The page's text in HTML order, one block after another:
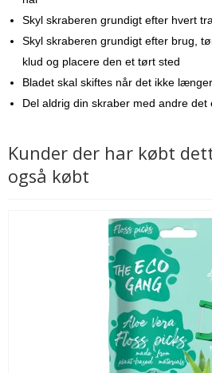
Skyl skraberen grundigt efter hvert
Skyl skraberen grundigt efter brug,
klud og placere den et tørt sted
Bladet skal skiftes når det ikke
Del aldrig din skraber med andre
Kunder der har købt
også købt